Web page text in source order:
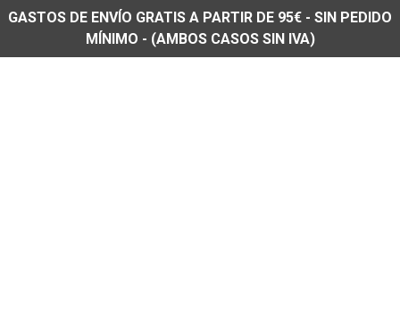
GASTOS DE ENVÍO GRATIS A PARTIR DE 95€ - SIN PEDIDO
MÍNIMO - (AMBOS CASOS SIN IVA)